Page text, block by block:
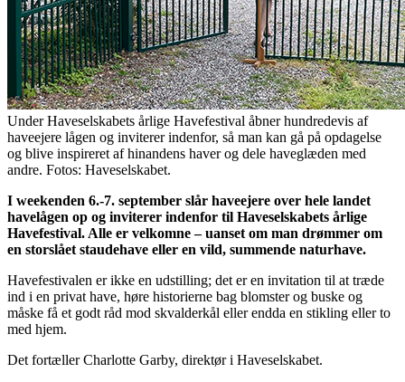
Under Haveselskabets årlige Havefestival åbner hundredevis af
haveejere lågen og inviterer indenfor, så man kan gå på opdagelse
og blive inspireret af hinandens haver og dele haveglæden med
andre. Fotos: Haveselskabet.
I weekenden 6.-7. september slår haveejere over hele landet
havelågen op og inviterer indenfor til Haveselskabets årlige
Havefestival. Alle er velkomne – uanset om man drømmer om
en storslået staudehave eller en vild, summende naturhave.
Havefestivalen er ikke en udstilling; det er en invitation til at træde
ind i en privat have, høre historierne bag blomster og buske og
måske få et godt råd mod skvalderkål eller endda en stikling eller to
med hjem.
Det fortæller Charlotte Garby, direktør i Haveselskabet.